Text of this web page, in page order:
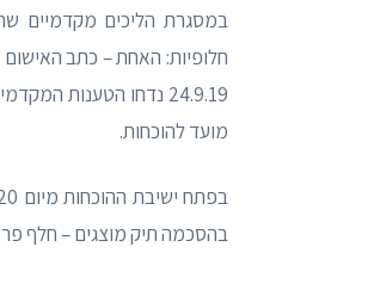
במסגרת הליכים מקדמיים
חלופיות: האחת – כתב האישום
מועד להוכחות.
בהסכמה תיק מוצגים – חלף